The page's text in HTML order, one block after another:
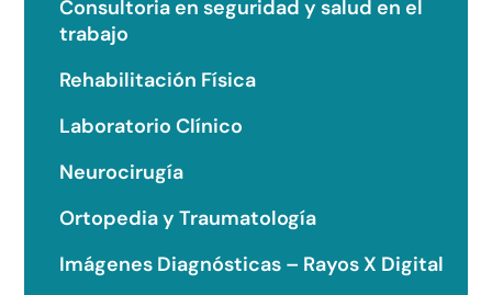
Consultoria en seguridad y salud en el
trabajo
Rehabilitación Física
Laboratorio Clínico
Neurocirugía
Ortopedia y Traumatología
Imágenes Diagnósticas – Rayos X Digital